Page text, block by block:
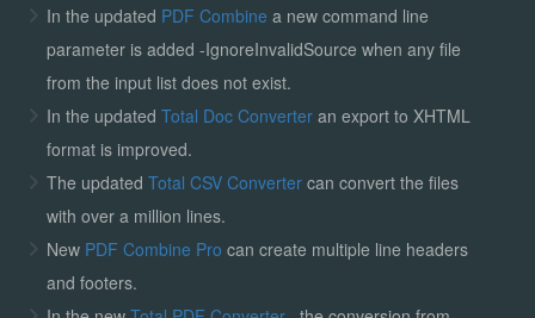
In the updated PDF Combine a new command line
parameter is added -IgnoreInvalidSource when any file
from the input list does not exist.
In the updated Total Doc Converter an export to XHTML
format is improved.
The updated Total CSV Convertercan convert the files
with over a million lines.
New PDF Combine Pro can create multiple line headers
and footers.